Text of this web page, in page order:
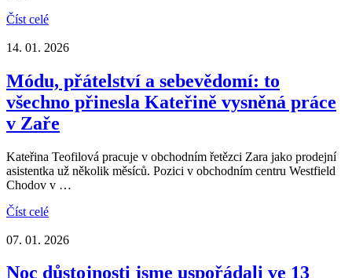
Číst celé
14. 01. 2026
Módu, přátelství a sebevědomí: to
všechno přinesla Kateřině vysněná práce
v Zaře
Kateřina Teofilová pracuje v obchodním řetězci Zara jako prodejní
asistentka už několik měsíců. Pozici v obchodním centru Westfield
Chodov v …
Číst celé
07. 01. 2026
Noc důstojnosti jsme uspořádali ve 13